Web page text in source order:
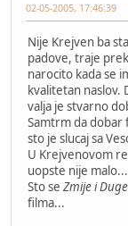
02-05-2005, 17:46:39
Nije Krejven ba
padove, traje
narocito kada se
kvalitetan naslov.
valja je stvarno
Samtrm da dobar
sto je slucaj sa
U Krejvenovom
uopste nije malo...
Sto se Zmije i Duge
filma...